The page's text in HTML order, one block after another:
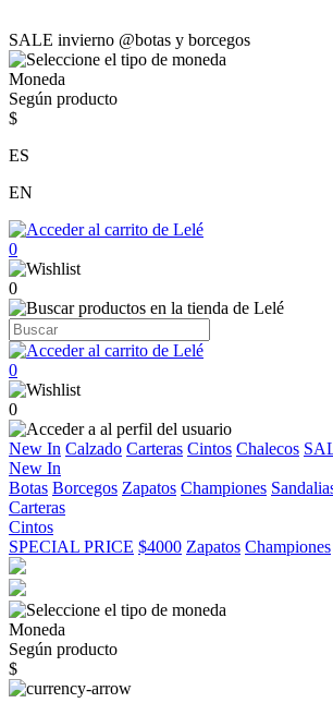
SALE invierno @botas y borcegos
Moneda
Según producto
$
ES
EN
0
0
0
0
New In Calzado Carteras Cintos Chalecos
New In
Botas Borcegos Zapatos Championes
Carteras
Cintos
SPECIAL PRICE $4000 Zapatos Championes
Moneda
Según producto
$